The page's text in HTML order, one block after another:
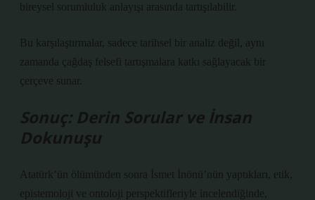
bireysel sorumluluk anlayışı arasında tartışılabilir.
Bu karşılaştırmalar, sadece tarihsel bir analiz değil, aynı
zamanda çağdaş felsefi tartışmalara katkı sağlayacak bir
çerçeve sunar.
Sonuç: Derin Sorular ve İnsan
Dokunuşu
Atatürk’ün ölümünden sonra İsmet İnönü’nün yaptıkları, etik,
epistemoloji ve ontoloji perspektifleriyle incelendiğinde,